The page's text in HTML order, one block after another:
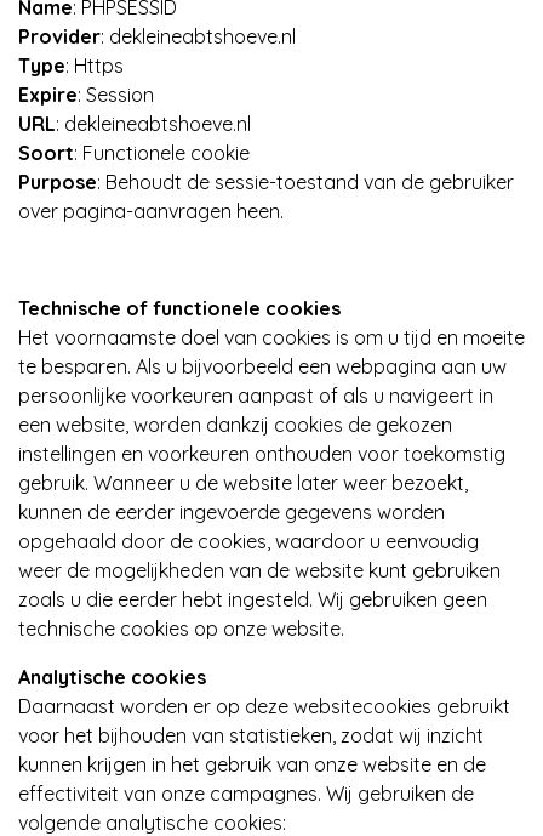
Name: PHPSESSID
Provider: dekleineabtshoeve.nl
Type: Https
Expire: Session
URL: dekleineabtshoeve.nl
Soort: Functionele cookie
Purpose: Behoudt de sessie-toestand van de gebruiker
over pagina-aanvragen heen.
Technische of functionele cookies
Het voornaamste doel van cookies is om u tijd en moeite
te besparen. Als u bijvoorbeeld een webpagina aan uw
persoonlijke voorkeuren aanpast of als u navigeert in
een website, worden dankzij cookies de gekozen
instellingen en voorkeuren onthouden voor toekomstig
gebruik. Wanneer u de website later weer bezoekt,
kunnen de eerder ingevoerde gegevens worden
opgehaald door de cookies, waardoor u eenvoudig
weer de mogelijkheden van de website kunt gebruiken
zoals u die eerder hebt ingesteld. Wij gebruiken geen
technische cookies op onze website.
Analytische cookies
Daarnaast worden er op deze websitecookies gebruikt
voor het bijhouden van statistieken, zodat wij inzicht
kunnen krijgen in het gebruik van onze website en de
effectiviteit van onze campagnes. Wij gebruiken de
volgende analytische cookies: